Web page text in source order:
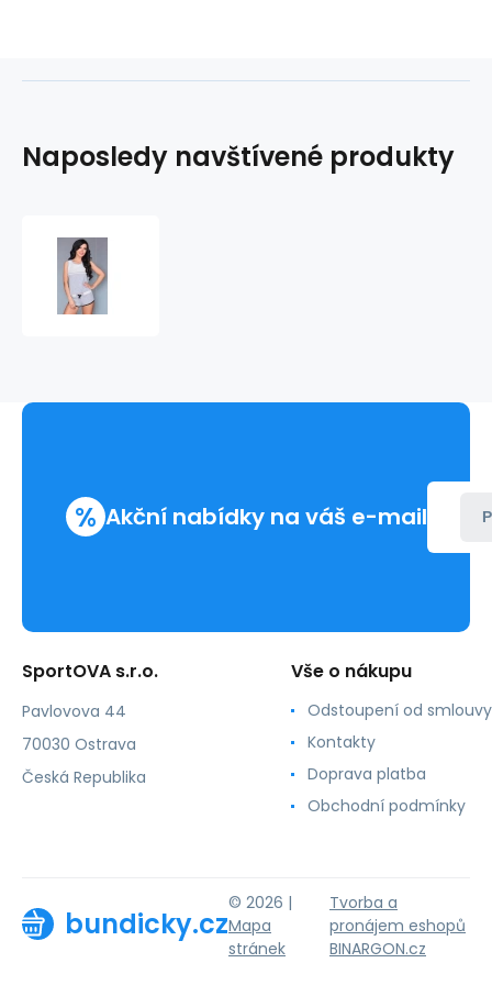
Naposledy navštívené produkty
% Akční nabídky na váš e-mail
SportOVA s.r.o.
Pavlovova 44
70030 Ostrava
Česká Republika
Vše o nákupu
Odstoupení od smlouvy
Kontakty
Doprava platba
Obchodní podmínky
bundicky.cz
© 2026 |
Mapa
stránek
Tvorba a
pronájem eshopů
BINARGON.cz